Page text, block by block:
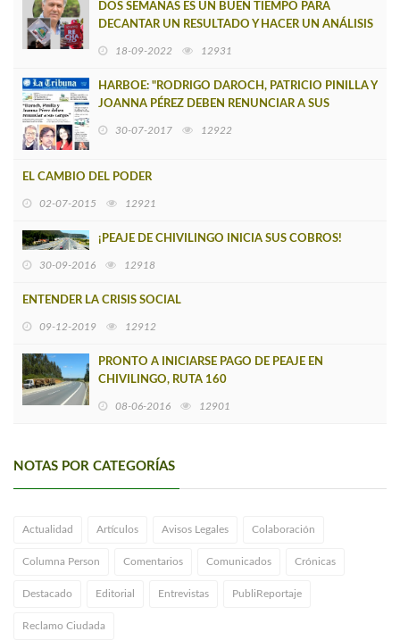
DOS SEMANAS ES UN BUEN TIEMPO PARA
DECANTAR UN RESULTADO Y HACER UN ANÁLISIS
18-09-2022 12931
HARBOE: "RODRIGO DAROCH, PATRICIO PINILLA Y
JOANNA PÉREZ DEBEN RENUNCIAR A SUS
30-07-2017 12922
EL CAMBIO DEL PODER
02-07-2015 12921
¡PEAJE DE CHIVILINGO INICIA SUS COBROS!
30-09-2016 12918
ENTENDER LA CRISIS SOCIAL
09-12-2019 12912
PRONTO A INICIARSE PAGO DE PEAJE EN
CHIVILINGO, RUTA 160
08-06-2016 12901
NOTAS POR CATEGORÍAS
Actualidad Artículos Avisos Legales Colaboración
Columna Person Comentarios Comunicados Crónicas
Destacado Editorial Entrevistas PubliReportaje
Reclamo Ciudada